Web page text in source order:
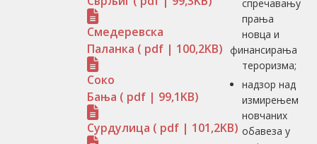
Смедеревска
Паланка ( pdf | 100,2KB)
Соко
Бања ( pdf | 99,1KB)
Сурдулица ( pdf | 101,2KB)
спречавању
прања
новца и
финансирања
тероризма;
надзор над
измирењем
новчаних
обавеза у